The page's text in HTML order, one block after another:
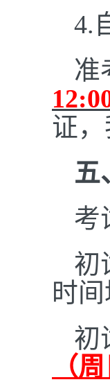
4.
准
证
五
考
初
时间
初
（